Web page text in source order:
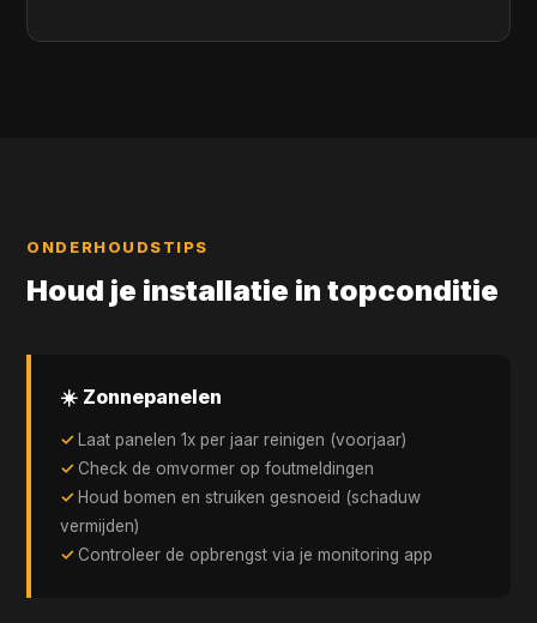
ONDERHOUDSTIPS
Houd je installatie in topconditie
☀️ Zonnepanelen
Laat panelen 1x per jaar reinigen (voorjaar)
Check de omvormer op foutmeldingen
Houd bomen en struiken gesnoeid (schaduw
vermijden)
Controleer de opbrengst via je monitoring app